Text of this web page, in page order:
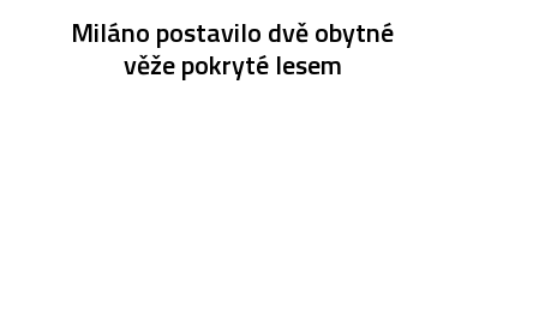
Miláno postavilo dvě obytné
věže pokryté lesem